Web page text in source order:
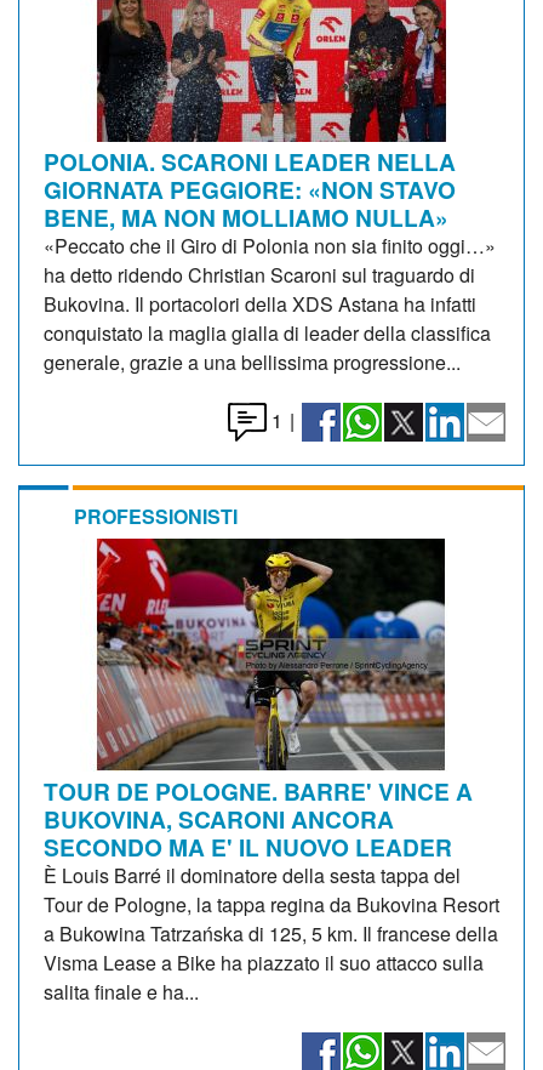
POLONIA. SCARONI LEADER NELLA
GIORNATA PEGGIORE: «NON STAVO
BENE, MA NON MOLLIAMO NULLA»
«Peccato che il Giro di Polonia non sia finito oggi…»
ha detto ridendo Christian Scaroni sul traguardo di
Bukovina. Il portacolori della XDS Astana ha infatti
conquistato la maglia gialla di leader della classifica
generale, grazie a una bellissima progressione...
1 |
PROFESSIONISTI
TOUR DE POLOGNE. BARRE' VINCE A
BUKOVINA, SCARONI ANCORA
SECONDO MA E' IL NUOVO LEADER
È Louis Barré il dominatore della sesta tappa del
Tour de Pologne, la tappa regina da Bukovina Resort
a Bukowina Tatrzańska di 125, 5 km. Il francese della
Visma Lease a Bike ha piazzato il suo attacco sulla
salita finale e ha...